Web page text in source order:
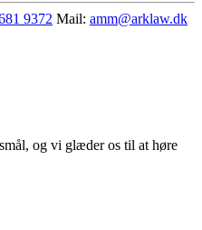
9372 Mail: amm@arklaw.dk
og vi glæder os til at høre